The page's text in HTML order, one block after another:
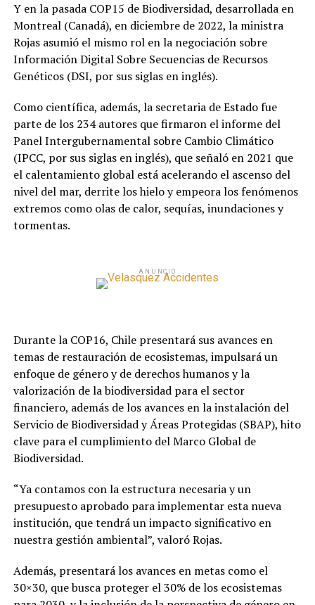
Y en la pasada COP15 de Biodiversidad, desarrollada en
Montreal (Canadá), en diciembre de 2022, la ministra
Rojas asumió el mismo rol en la negociación sobre
Información Digital Sobre Secuencias de Recursos
Genéticos (DSI, por sus siglas en inglés).
Como científica, además, la secretaria de Estado fue
parte de los 234 autores que firmaron el informe del
Panel Intergubernamental sobre Cambio Climático
(IPCC, por sus siglas en inglés), que señaló en 2021 que
el calentamiento global está acelerando el ascenso del
nivel del mar, derrite los hielo y empeora los fenómenos
extremos como olas de calor, sequías, inundaciones y
tormentas.
ANUNCIO
Durante la COP16, Chile presentará sus avances en
temas de restauración de ecosistemas, impulsará un
enfoque de género y de derechos humanos y la
valorización de la biodiversidad para el sector
financiero, además de los avances en la instalación del
Servicio de Biodiversidad y Áreas Protegidas (SBAP), hito
clave para el cumplimiento del Marco Global de
Biodiversidad.
“Ya contamos con la estructura necesaria y un
presupuesto aprobado para implementar esta nueva
institución, que tendrá un impacto significativo en
nuestra gestión ambiental”, valoró Rojas.
Además, presentará los avances en metas como el
30×30, que busca proteger el 30% de los ecosistemas